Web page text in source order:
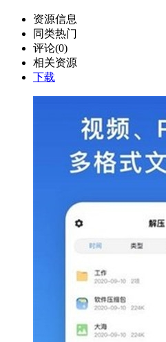
资源信息
同类热门
评论(0)
相关资源
下载